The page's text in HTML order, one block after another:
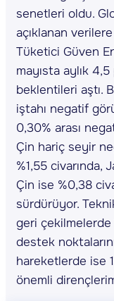
senetleri oldu.
açıklanan
Tüketici Güven
mayısta aylık
beklentileri aştı.
iştahı negatif
0,30% arası
Çin hariç seyir
%1,55 civarında,
Çin ise %0,38
sürdürüyor.
geri
destek
hareketlerde ise
önemli